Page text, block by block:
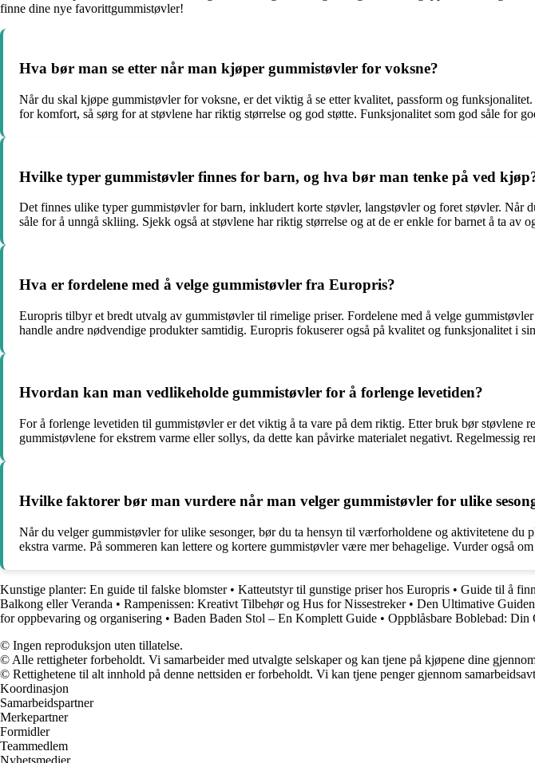
finne dine nye favorittgummistøvler!
Hva bør man se etter når man kjøper gummistøvler for voksne?
Når du skal kjøpe gummistøvler for voksne, er det viktig å se etter kvalitet, passform og
for komfort, så sørg for at støvlene har riktig størrelse og god støtte. Funksjonalitet som god såle for
Hvilke typer gummistøvler finnes for barn, og hva bør man tenke på ved
Det finnes ulike typer gummistøvler for barn, inkludert korte støvler, langstøvler og foret støvler.
såle for å unngå skliing. Sjekk også at støvlene har riktig størrelse og at de er enkle for barnet å ta av
Hva er fordelene med å velge gummistøvler fra Europris?
Europris tilbyr et bredt utvalg av gummistøvler til rimelige priser. Fordelene med å velge
handle andre nødvendige produkter samtidig. Europris fokuserer også på kvalitet og funksjonalitet i
Hvordan kan man vedlikeholde gummistøvler for å forlenge levetiden?
For å forlenge levetiden til gummistøvler er det viktig å ta vare på dem riktig. Etter bruk bør støvlene
gummistøvlene for ekstrem varme eller sollys, da dette kan påvirke materialet negativt.
Hvilke faktorer bør man vurdere når man velger gummistøvler for ulike
Når du velger gummistøvler for ulike sesonger, bør du ta hensyn til værforholdene og aktivitetene
ekstra varme. På sommeren kan lettere og kortere gummistøvler være mer behagelige. Vurder også
Kunstige planter: En guide til falske blomster• Katteutstyr til gunstige priser hos Europris • Guide til å
Balkong eller Veranda • Rampenissen: Kreativt Tilbehør og Hus for Nissestreker• Den Ultimative
for oppbevaring og organisering • Baden Baden Stol – En Komplett Guide • Oppblåsbare Boblebad: Din
© Ingen reproduksjon uten tillatelse.
© Alle rettigheter forbeholdt. Vi samarbeider med utvalgte selskaper og kan tjene på kjøpene dine
© Rettighetene til alt innhold på denne nettsiden er forbeholdt. Vi kan tjene penger gjennom
Koordinasjon
Samarbeidspartner
Merkepartner
Formidler
Teammedlem
Nyhetsmedier